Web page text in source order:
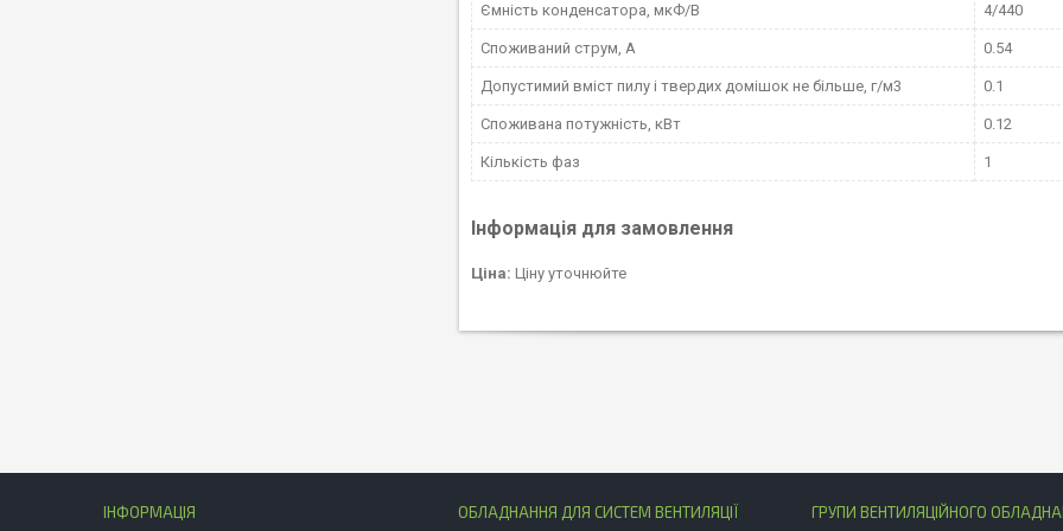
Ємність конденсатора, мкФ/В 4/440
Споживаний струм, А 0.54
Допустимий вміст пилу і твердих домішок не більше, г/м3 0.1
Споживана потужність, кВт 0.12
Кількість фаз 1
Інформація для замовлення
Ціна: Ціну уточнюйте
ІНФОРМАЦІЯ ОБЛАДНАННЯ ДЛЯ СИСТЕМ ВЕНТИЛЯЦІЇ ГРУПИ ВЕНТИЛЯЦІЙНОГО